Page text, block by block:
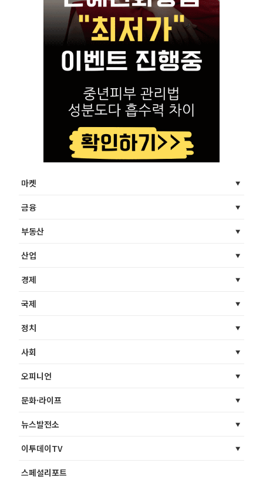
마켓
금융
부동산
산업
경제
국제
정치
사회
오피니언
문화·라이프
뉴스발전소
이투데이TV
스페셜리포트